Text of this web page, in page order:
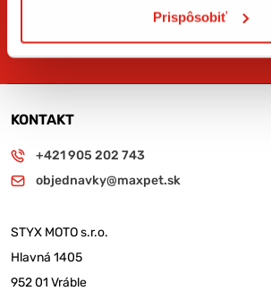
Prispôsobiť
PRIHLÁSIŤ SA
KONTAKT
+421 905 202 743
objednavky@maxpet.sk
STYX MOTO s.r.o.
Hlavná 1405
952 01 Vráble